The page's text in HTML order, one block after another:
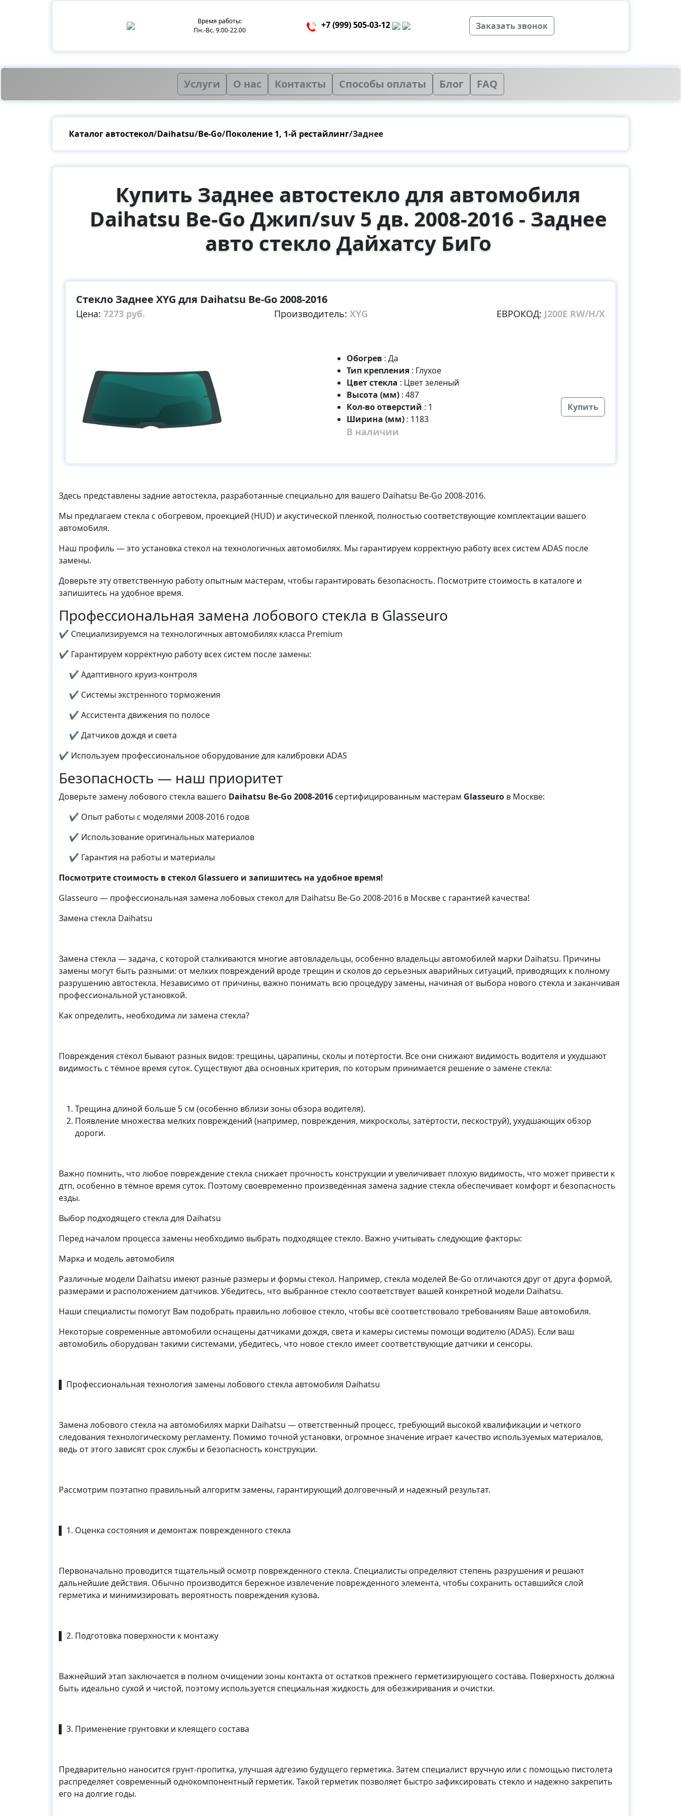
Время работы:
Пн.-Вс. 9.00-22.00
+7 (999) 505-03-12 Заказать звонок
Услуги О нас Контакты Способы оплаты Блог FAQ
Каталог автостекол/Daihatsu/Be-Go/Поколение 1, 1-й рестайлинг/Заднее
Купить Заднее автостекло для автомобиля
Daihatsu Be-Go Джип/suv 5 дв. 2008-2016 - Заднее
авто стекло Дайхатсу БиГо
Стекло Заднее XYG для Daihatsu Be-Go 2008-2016
Цена: 7273 руб. Производитель: XYG ЕВРОКОД: J200E RW/H/X
Обогрев: Да
Тип крепления: Глухое
Цвет стекла : Цвет зеленый
Высота (мм): 487
Кол-во отверстий : 1
Ширина (мм): 1183
В наличии
Купить
Здесь представлены задние автостекла, разработанные специально для вашего Daihatsu Be-Go 2008-2016.
Мы предлагаем стекла с обогревом, проекцией (HUD) и акустической пленкой, полностью соответствующие комплектации вашего
автомобиля.
Наш профиль — это установка стекол на технологичных автомобилях. Мы гарантируем корректную работу всех систем ADAS после
замены.
Доверьте эту ответственную работу опытным мастерам, чтобы гарантировать безопасность. Посмотрите стоимость в каталоге и
запишитесь на удобное время.
Профессиональная замена лобового стекла в Glasseuro
✔ Специализируемся на технологичных автомобилях класса Premium
✔ Гарантируем корректную работу всех систем после замены:
✔ Адаптивного круиз-контроля
✔ Системы экстренного торможения
✔ Ассистента движения по полосе
✔ Датчиков дождя и света
✔ Используем профессиональное оборудование для калибровки ADAS
Безопасность — наш приоритет
Доверьте замену лобового стекла вашего Daihatsu Be-Go 2008-2016 сертифицированным мастерам Glasseuro в Москве:
✔ Опыт работы с моделями 2008-2016 годов
✔ Использование оригинальных материалов
✔ Гарантия на работы и материалы
Посмотрите стоимость в стекол Glassuero и запишитесь на удобное время!
Glasseuro — профессиональная замена лобовых стекол для Daihatsu Be-Go 2008-2016 в Москве с гарантией качества!
Замена стекла Daihatsu
Замена стекла — задача, с которой сталкиваются многие автовладельцы, особенно владельцы автомобилей марки Daihatsu. Причины
замены могут быть разными: от мелких повреждений вроде трещин и сколов до серьезных аварийных ситуаций, приводящих к полному
разрушению автостекла. Независимо от причины, важно понимать всю процедуру замены, начиная от выбора нового стекла и заканчивая
профессиональной установкой.
Как определить, необходима ли замена стекла?
Повреждения стёкол бывают разных видов: трещины, царапины, сколы и потёртости. Все они снижают видимость водителя и ухудшают
видимость с тёмное время суток. Существуют два основных критерия, по которым принимается решение о замене стекла:
Трещина длиной больше 5 см (особенно вблизи зоны обзора водителя).
Появление множества мелких повреждений (например, повреждения, микросколы, затёртости, пескоструй), ухудшающих обзор
дороги.
Важно помнить, что любое повреждение стекла снижает прочность конструкции и увеличивает плохую видимость, что может привести к
дтп, особенно в тёмное время суток. Поэтому своевременно произведённая замена задние стекла обеспечивает комфорт и безопасность
езды.
Выбор подходящего стекла для Daihatsu
Перед началом процесса замены необходимо выбрать подходящее стекло. Важно учитывать следующие факторы:
Марка и модель автомобиля
Различные модели Daihatsu имеют разные размеры и формы стекол. Например, стекла моделей Be-Go отличаются друг от друга формой,
размерами и расположением датчиков. Убедитесь, что выбранное стекло соответствует вашей конкретной модели Daihatsu.
Наши специалисты помогут Вам подобрать правильно лобовое стекло, чтобы всё соответствовало требованиям Ваше автомобиля.
Некоторые современные автомобили оснащены датчиками дождя, света и камеры системы помощи водителю (ADAS). Если ваш
автомобиль оборудован такими системами, убедитесь, что новое стекло имеет соответствующие датчики и сенсоры.
▌ Профессиональная технология замены лобового стекла автомобиля Daihatsu
Замена лобового стекла на автомобилях марки Daihatsu — ответственный процесс, требующий высокой квалификации и четкого
следования технологическому регламенту. Помимо точной установки, огромное значение играет качество используемых материалов,
ведь от этого зависят срок службы и безопасность конструкции.
Рассмотрим поэтапно правильный алгоритм замены, гарантирующий долговечный и надежный результат.
▌ 1. Оценка состояния и демонтаж поврежденного стекла
Первоначально проводится тщательный осмотр поврежденного стекла. Специалисты определяют степень разрушения и решают
дальнейшие действия. Обычно производится бережное извлечение поврежденного элемента, чтобы сохранить оставшийся слой
герметика и минимизировать вероятность повреждения кузова.
▌ 2. Подготовка поверхности к монтажу
Важнейший этап заключается в полном очищении зоны контакта от остатков прежнего герметизирующего состава. Поверхность должна
быть идеально сухой и чистой, поэтому используется специальная жидкость для обезжиривания и очистки.
▌ 3. Применение грунтовки и клеящего состава
Предварительно наносится грунт-пропитка, улучшая адгезию будущего герметика. Затем специалист вручную или с помощью пистолета
распределяет современный однокомпонентный герметик. Такой герметик позволяет быстро зафиксировать стекло и надежно закрепить
его на долгие годы.